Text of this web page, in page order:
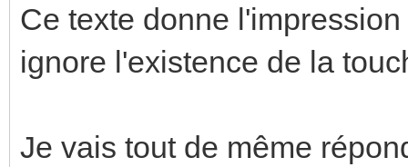
Ce texte donne
ignore l'existence de la
Je vais tout de même